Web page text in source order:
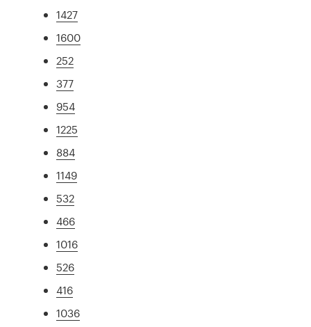
1427
1600
252
377
954
1225
884
1149
532
466
1016
526
416
1036